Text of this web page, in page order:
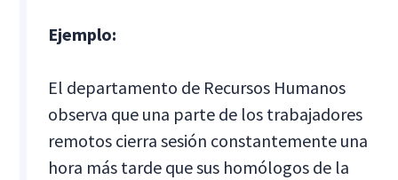
Ejemplo:
El departamento de Recursos Humanos
observa que una parte de los trabajadores
remotos cierra sesión constantemente una
hora más tarde que sus homólogos de la